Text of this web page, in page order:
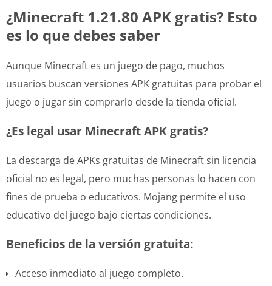
¿Minecraft 1.21.80 APK gratis? Esto
es lo que debes saber
Aunque Minecraft es un juego de pago, muchos
usuarios buscan versiones APK gratuitas para probar el
juego o jugar sin comprarlo desde la tienda oficial.
¿Es legal usar Minecraft APK gratis?
La descarga de APKs gratuitas de Minecraft sin licencia
oficial no es legal, pero muchas personas lo hacen con
fines de prueba o educativos. Mojang permite el uso
educativo del juego bajo ciertas condiciones.
Beneficios de la versión gratuita:
Acceso inmediato al juego completo.